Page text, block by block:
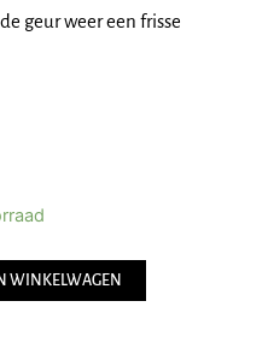
geur weer een frisse
WINKELWAGEN